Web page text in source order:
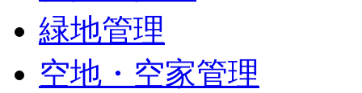
緑地管理
空地・空家管理